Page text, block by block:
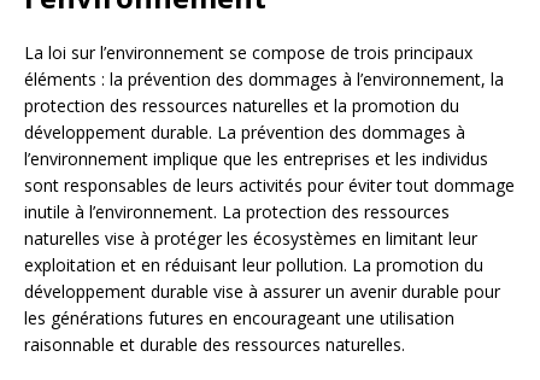
La loi sur l’environnement se compose de trois principaux
éléments : la prévention des dommages à l’environnement, la
protection des ressources naturelles et la promotion du
développement durable. La prévention des dommages à
l’environnement implique que les entreprises et les individus
sont responsables de leurs activités pour éviter tout dommage
inutile à l’environnement. La protection des ressources
naturelles vise à protéger les écosystèmes en limitant leur
exploitation et en réduisant leur pollution. La promotion du
développement durable vise à assurer un avenir durable pour
les générations futures en encourageant une utilisation
raisonnable et durable des ressources naturelles.